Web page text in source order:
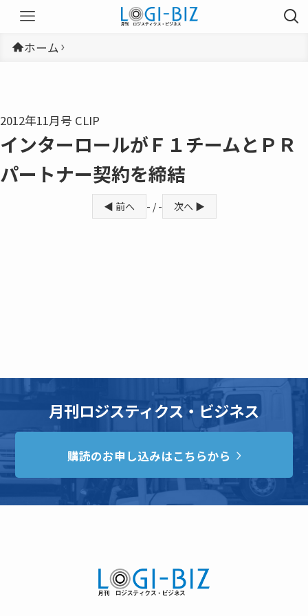
ホーム
2012年11月号 CLIP
インターロールがＦ１チームとＰＲ
パートナー契約を締結
◀ 前へ - / - 次へ ▶
月刊ロジスティクス・ビジネス
購読のお申し込みはこちらから